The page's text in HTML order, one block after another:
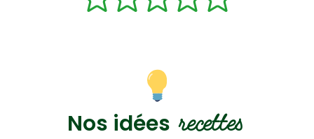
Nos idées recettes